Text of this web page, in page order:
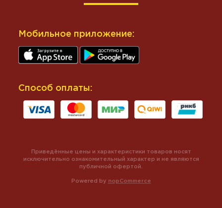
Мобильное приложение:
Способ оплаты:
Powered by nopCommerce
Приведённые цены и характеристики товаров носят
исключительно ознакомительный характер и не являются
публичной офертой.